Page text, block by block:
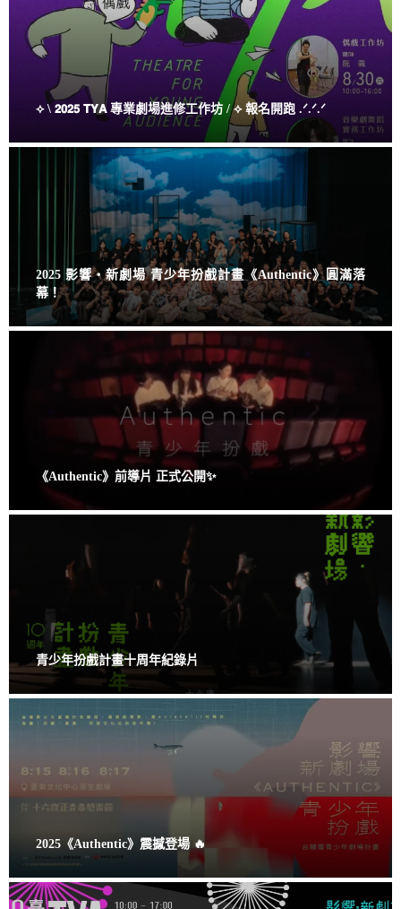
⟡ \ 𝟮𝟬𝟮𝟱 𝗧𝗬𝗔 專業劇場進修工作坊 / ⟡ 報名開跑 .ᐟ.ᐟ.ᐟ
2025 影響・新劇場 青少年扮戲計畫《Authentic》圓滿落
幕！
《Authentic》前導片 正式公開✨
青少年扮戲計畫十周年紀錄片
2025《Authentic》震撼登場 🔥